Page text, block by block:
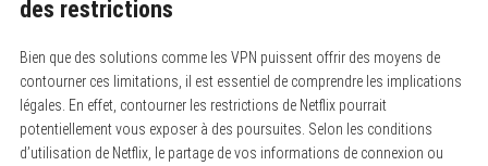
des restrictions
Bien que des solutions comme les VPN puissent offrir des moyens de
contourner ces limitations, il est essentiel de comprendre les implications
légales. En effet, contourner les restrictions de Netflix pourrait
potentiellement vous exposer à des poursuites. Selon les conditions
d’utilisation de Netflix, le partage de vos informations de connexion ou